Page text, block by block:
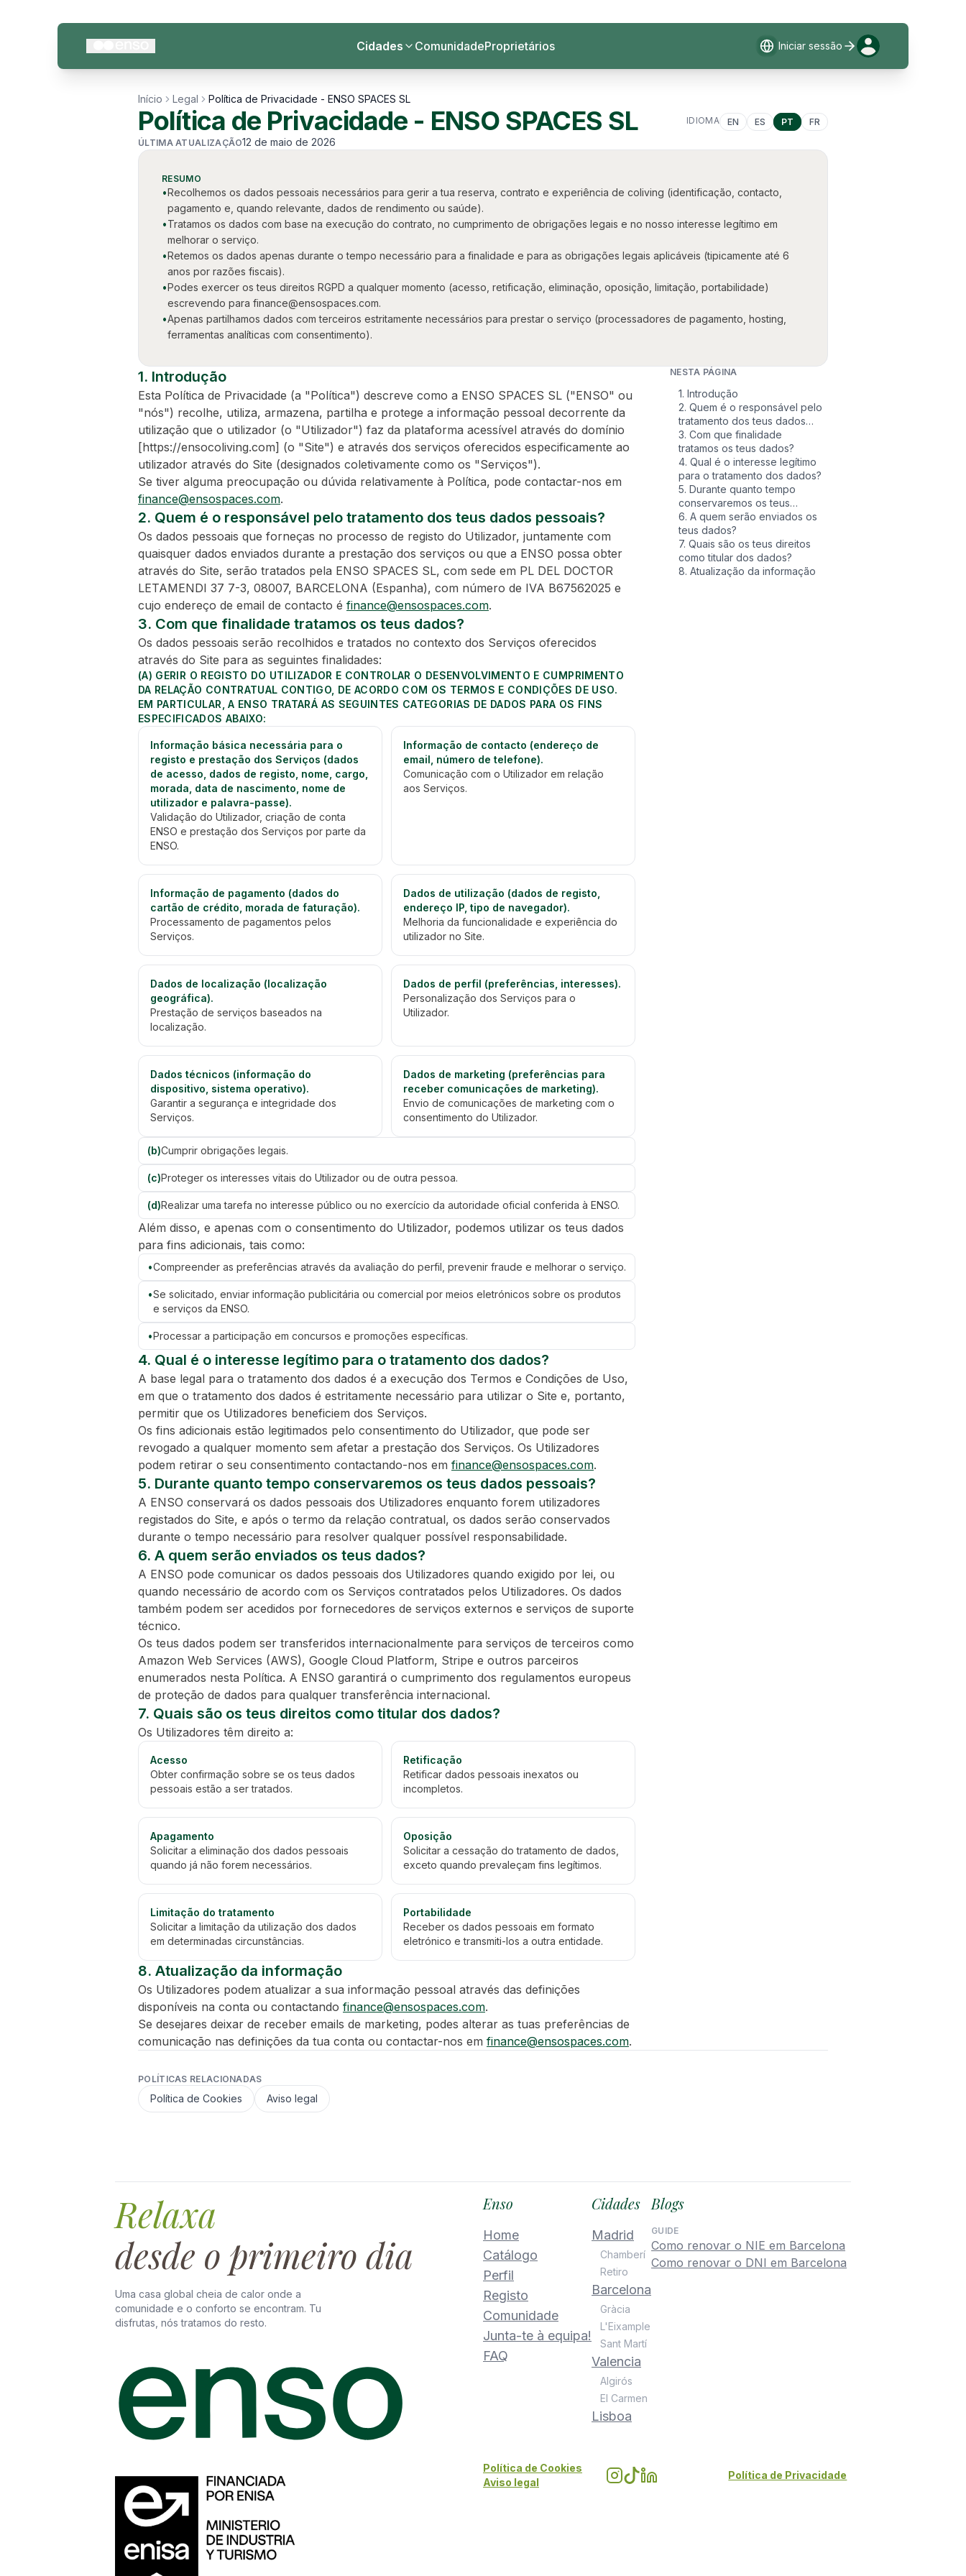
Cidades ComunidadeProprietários Iniciar sessão
Início Legal Política de Privacidade - ENSO SPACES SL
Política de Privacidade - ENSO SPACES SL IDIOMA EN ES PT
FR
ÚLTIMA ATUALIZAÇÃO12 de maio de 2026
RESUMO
•Recolhemos os dados pessoais necessários para gerir a tua reserva, contrato e experiência de coliving (identificação, contacto,
pagamento e, quando relevante, dados de rendimento ou saúde).
•Tratamos os dados com base na execução do contrato, no cumprimento de obrigações legais e no nosso interesse legítimo em
melhorar o serviço.
•Retemos os dados apenas durante o tempo necessário para a finalidade e para as obrigações legais aplicáveis (tipicamente até 6
anos por razões fiscais).
•Podes exercer os teus direitos RGPD a qualquer momento (acesso, retificação, eliminação, oposição, limitação, portabilidade)
escrevendo para finance@ensospaces.com.
•Apenas partilhamos dados com terceiros estritamente necessários para prestar o serviço (processadores de pagamento, hosting,
ferramentas analíticas com consentimento).
1. Introdução
Esta Política de Privacidade (a "Política") descreve como a ENSO SPACES SL ("ENSO" ou
"nós") recolhe, utiliza, armazena, partilha e protege a informação pessoal decorrente da
utilização que o utilizador (o "Utilizador") faz da plataforma acessível através do domínio
[https://ensocoliving.com] (o "Site") e através dos serviços oferecidos especificamente ao
utilizador através do Site (designados coletivamente como os "Serviços").
Se tiver alguma preocupação ou dúvida relativamente à Política, pode contactar-nos em
finance@ensospaces.com.
2. Quem é o responsável pelo tratamento dos teus dados pessoais?
Os dados pessoais que forneças no processo de registo do Utilizador, juntamente com
quaisquer dados enviados durante a prestação dos serviços ou que a ENSO possa obter
através do Site, serão tratados pela ENSO SPACES SL, com sede em PL DEL DOCTOR
LETAMENDI 37 7-3, 08007, BARCELONA (Espanha), com número de IVA B67562025 e
cujo endereço de email de contacto é finance@ensospaces.com.
3. Com que finalidade tratamos os teus dados?
Os dados pessoais serão recolhidos e tratados no contexto dos Serviços oferecidos
através do Site para as seguintes finalidades:
(A) GERIR O REGISTO DO UTILIZADOR E CONTROLAR O DESENVOLVIMENTO E CUMPRIMENTO
DA RELAÇÃO CONTRATUAL CONTIGO, DE ACORDO COM OS TERMOS E CONDIÇÕES DE USO.
EM PARTICULAR, A ENSO TRATARÁ AS SEGUINTES CATEGORIAS DE DADOS PARA OS FINS
ESPECIFICADOS ABAIXO:
Informação básica necessária para o
registo e prestação dos Serviços (dados
de acesso, dados de registo, nome, cargo,
morada, data de nascimento, nome de
utilizador e palavra-passe).
Validação do Utilizador, criação de conta
ENSO e prestação dos Serviços por parte da
ENSO.
Informação de contacto (endereço de
email, número de telefone).
Comunicação com o Utilizador em relação
aos Serviços.
Informação de pagamento (dados do
cartão de crédito, morada de faturação).
Processamento de pagamentos pelos
Serviços.
Dados de utilização (dados de registo,
endereço IP, tipo de navegador).
Melhoria da funcionalidade e experiência do
utilizador no Site.
Dados de localização (localização
geográfica).
Prestação de serviços baseados na
localização.
Dados de perfil (preferências, interesses).
Personalização dos Serviços para o
Utilizador.
Dados técnicos (informação do
dispositivo, sistema operativo).
Garantir a segurança e integridade dos
Serviços.
Dados de marketing (preferências para
receber comunicações de marketing).
Envio de comunicações de marketing com o
consentimento do Utilizador.
(b)Cumprir obrigações legais.
(c)Proteger os interesses vitais do Utilizador ou de outra pessoa.
(d)Realizar uma tarefa no interesse público ou no exercício da autoridade oficial conferida à ENSO.
Além disso, e apenas com o consentimento do Utilizador, podemos utilizar os teus dados
para fins adicionais, tais como:
•Compreender as preferências através da avaliação do perfil, prevenir fraude e melhorar o serviço.
•Se solicitado, enviar informação publicitária ou comercial por meios eletrónicos sobre os produtos
e serviços da ENSO.
•Processar a participação em concursos e promoções específicas.
4. Qual é o interesse legítimo para o tratamento dos dados?
A base legal para o tratamento dos dados é a execução dos Termos e Condições de Uso,
em que o tratamento dos dados é estritamente necessário para utilizar o Site e, portanto,
permitir que os Utilizadores beneficiem dos Serviços.
Os fins adicionais estão legitimados pelo consentimento do Utilizador, que pode ser
revogado a qualquer momento sem afetar a prestação dos Serviços. Os Utilizadores
podem retirar o seu consentimento contactando-nos em finance@ensospaces.com.
5. Durante quanto tempo conservaremos os teus dados pessoais?
A ENSO conservará os dados pessoais dos Utilizadores enquanto forem utilizadores
registados do Site, e após o termo da relação contratual, os dados serão conservados
durante o tempo necessário para resolver qualquer possível responsabilidade.
6. A quem serão enviados os teus dados?
A ENSO pode comunicar os dados pessoais dos Utilizadores quando exigido por lei, ou
quando necessário de acordo com os Serviços contratados pelos Utilizadores. Os dados
também podem ser acedidos por fornecedores de serviços externos e serviços de suporte
técnico.
Os teus dados podem ser transferidos internacionalmente para serviços de terceiros como
Amazon Web Services (AWS), Google Cloud Platform, Stripe e outros parceiros
enumerados nesta Política. A ENSO garantirá o cumprimento dos regulamentos europeus
de proteção de dados para qualquer transferência internacional.
7. Quais são os teus direitos como titular dos dados?
Os Utilizadores têm direito a:
Acesso
Obter confirmação sobre se os teus dados
pessoais estão a ser tratados.
Retificação
Retificar dados pessoais inexatos ou
incompletos.
Apagamento
Solicitar a eliminação dos dados pessoais
quando já não forem necessários.
Oposição
Solicitar a cessação do tratamento de dados,
exceto quando prevaleçam fins legítimos.
Limitação do tratamento
Solicitar a limitação da utilização dos dados
em determinadas circunstâncias.
Portabilidade
Receber os dados pessoais em formato
eletrónico e transmiti-los a outra entidade.
8. Atualização da informação
Os Utilizadores podem atualizar a sua informação pessoal através das definições
disponíveis na conta ou contactando finance@ensospaces.com.
Se desejares deixar de receber emails de marketing, podes alterar as tuas preferências de
comunicação nas definições da tua conta ou contactar-nos em finance@ensospaces.com.
NESTA PÁGINA
1. Introdução
2. Quem é o responsável pelo
tratamento dos teus dados
pessoais?
3. Com que finalidade
tratamos os teus dados?
4. Qual é o interesse legítimo
para o tratamento dos dados?
5. Durante quanto tempo
conservaremos os teus
dados pessoais?
6. A quem serão enviados os
teus dados?
7. Quais são os teus direitos
como titular dos dados?
8. Atualização da informação
POLÍTICAS RELACIONADAS
Política de Cookies Aviso legal
Relaxa
desde o primeiro dia
Uma casa global cheia de calor onde a
comunidade e o conforto se encontram. Tu
disfrutas, nós tratamos do resto.
Enso
Home
Catálogo
Perfil
Registo
Comunidade
Junta-te à equipa!
FAQ
Cidades
Madrid
Chamberí
Retiro
Barcelona
Gràcia
L'Eixample
Sant Martí
Valencia
Algirós
El Carmen
Lisboa
Blogs
GUIDE
Como renovar o NIE em Barcelona
Como renovar o DNI em Barcelona
Política de Cookies
Aviso legal
Política de Privacidade